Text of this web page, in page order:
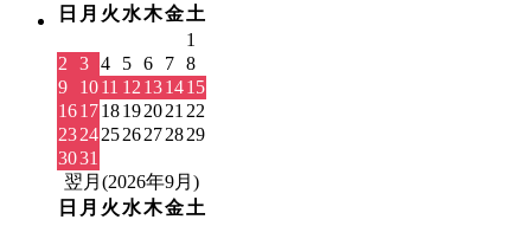
日 月 火 水木金土
1
2
3 4 5 6 7 8
9
1011 12 131415
161718192021 22
23242526272829
3031
翌月(2026年9月)
日 月 火 水木金土